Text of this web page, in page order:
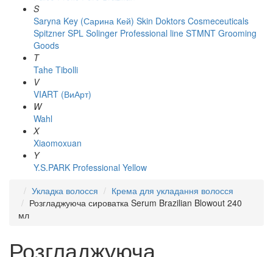
S
Saryna Key (Сарина Кей) Skin Doktors Cosmeceuticals
Spitzner SPL Solinger Professional line STMNT Grooming
Goods
T
Tahe Tibolli
V
VIART (ВиАрт)
W
Wahl
X
Xiaomoxuan
Y
Y.S.PARK Professional Yellow
Укладка волосся
Крема для укладання волосся
Розгладжуюча сироватка Serum Brazilian Blowout 240
мл
Розгладжуюча